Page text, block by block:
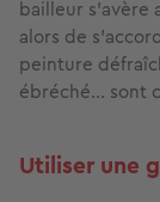
bailleur s'avère
alors de
peinture
ébréché… sont
Utiliser une